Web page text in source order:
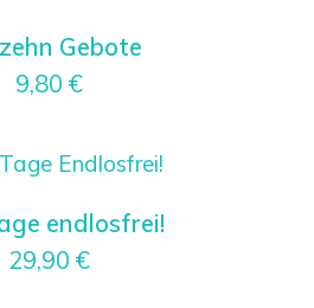
Gebote
9,80 €
endlosfrei!
29,90 €